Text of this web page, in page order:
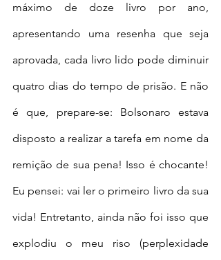
máximo de doze livro por ano,
apresentando uma resenha que seja
aprovada, cada livro lido pode diminuir
quatro dias do tempo de prisão. E não
é que, prepare-se: Bolsonaro estava
disposto a realizar a tarefa em nome da
remição de sua pena! Isso é chocante!
Eu pensei: vai ler o primeiro livro da sua
vida! Entretanto, ainda não foi isso que
explodiu o meu riso (perplexidade